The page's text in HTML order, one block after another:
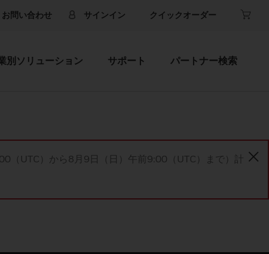
お問い合わせ サインイン クイックオーダー
別ソリューション サポート パートナー検索
（UTC）から8月9日（日）午前9:00（UTC）まで）計